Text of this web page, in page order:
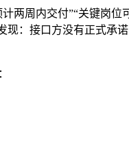
两周内交付”“关键岗
现：接口方没有正式承